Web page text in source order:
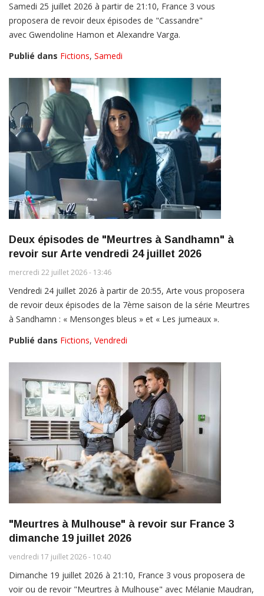
Samedi 25 juillet 2026 à partir de 21:10, France 3 vous
proposera de revoir deux épisodes de "Cassandre"
avec Gwendoline Hamon et Alexandre Varga.
Publié dans Fictions, Samedi
Deux épisodes de "Meurtres à Sandhamn" à
revoir sur Arte vendredi 24 juillet 2026
mercredi 22 juillet 2026 - 13:46
Vendredi 24 juillet 2026 à partir de 20:55, Arte vous proposera
de revoir deux épisodes de la 7ème saison de la série Meurtres
à Sandhamn : « Mensonges bleus » et « Les jumeaux ».
Publié dans Fictions, Vendredi
"Meurtres à Mulhouse" à revoir sur France 3
dimanche 19 juillet 2026
vendredi 17 juillet 2026 - 10:40
Dimanche 19 juillet 2026 à 21:10, France 3 vous proposera de
voir ou de revoir "Meurtres à Mulhouse" avec Mélanie Maudran,